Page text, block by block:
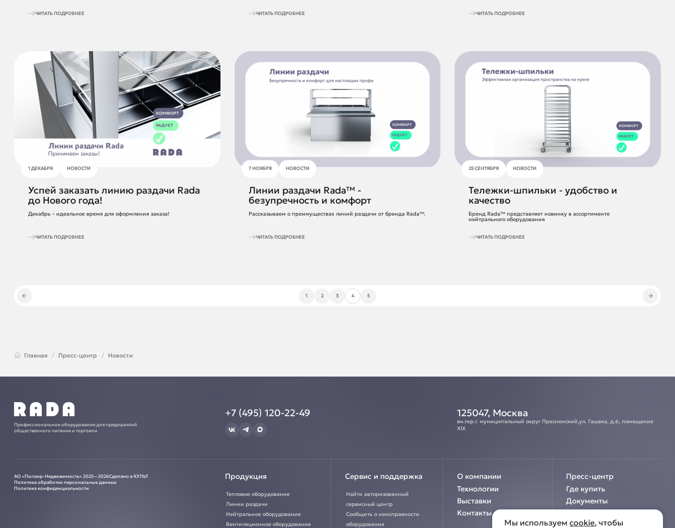
ЧИТАТЬ ПОДРОБНЕЕ ЧИТАТЬ ПОДРОБНЕЕ ЧИТАТЬ ПОДРОБНЕЕ
1 ДЕКАБРЯ НОВОСТИ
Успей заказать линию раздачи Rada
до Нового года!
Декабрь – идеальное время для оформления заказа!
ЧИТАТЬ ПОДРОБНЕЕ
7 НОЯБРЯ НОВОСТИ
Линии раздачи Rada™ -
безупречность и комфорт
Рассказываем о преимуществах линий раздачи от бренда Rada™.
ЧИТАТЬ ПОДРОБНЕЕ
25 СЕНТЯБРЯ НОВОСТИ
Тележки-шпильки - удобство и
качество
Бренд Rada™ представляет новинку в ассортименте
нейтрального оборудования
ЧИТАТЬ ПОДРОБНЕЕ
1 2 3 4 5
Главная Пресс-центр Новости
Профессиональное оборудование для предприятий
общественного питания и торговли
+7 (495) 120-22-49 125047, Москва
вн.тер.г. муниципальный округ Пресненский,ул. Гашека, д.6, помещение
XIX
АО «Полаир-Недвижимость» 2025—2026Сделано в КУЛЬТ
Политика обработки персональных данных
Политика конфиденциальности
Продукция
Тепловое оборудование
Линии раздачи
Нейтральное оборудование
Вентиляционное оборудование
Сервис и поддержка
Найти авторизованный
сервисный центр
Сообщить о неисправности
оборудования
О компании
Пресс-центр
Технологии
Где купить
Выставки
Документы
Контакты
Мы используем cookie, чтобы